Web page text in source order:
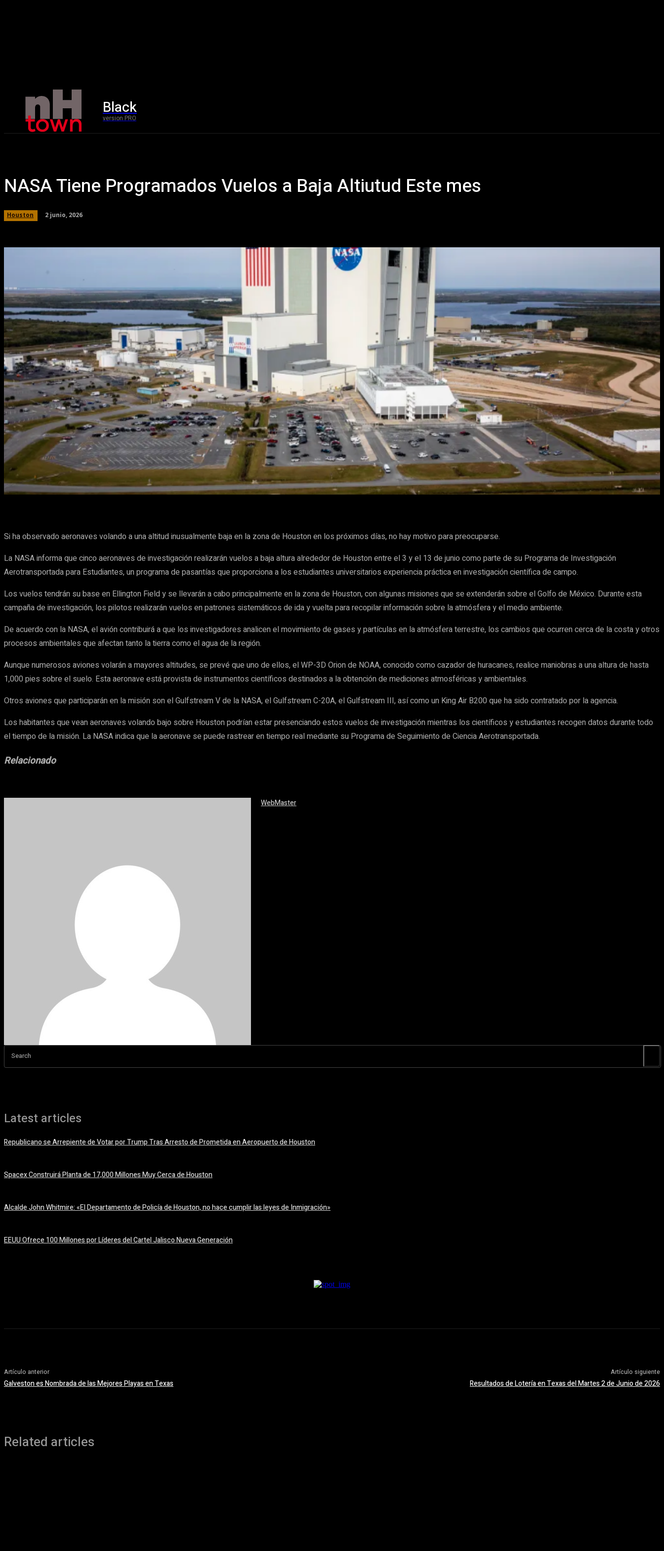
Black
version PRO
NASA Tiene Programados Vuelos a Baja Altiutud Este mes
Houston 2 junio, 2026
Facebook X Pinterest WhatsApp
Si ha observado aeronaves volando a una altitud inusualmente baja en la zona de Houston en los próximos días, no hay motivo para preocuparse.
La NASA informa que cinco aeronaves de investigación realizarán vuelos a baja altura alrededor de Houston entre el 3 y el 13 de junio como parte de su Programa de Investigación
Aerotransportada para Estudiantes, un programa de pasantías que proporciona a los estudiantes universitarios experiencia práctica en investigación científica de campo.
Los vuelos tendrán su base en Ellington Field y se llevarán a cabo principalmente en la zona de Houston, con algunas misiones que se extenderán sobre el Golfo de México. Durante esta
campaña de investigación, los pilotos realizarán vuelos en patrones sistemáticos de ida y vuelta para recopilar información sobre la atmósfera y el medio ambiente.
De acuerdo con la NASA, el avión contribuirá a que los investigadores analicen el movimiento de gases y partículas en la atmósfera terrestre, los cambios que ocurren cerca de la costa y otros
procesos ambientales que afectan tanto la tierra como el agua de la región.
Aunque numerosos aviones volarán a mayores altitudes, se prevé que uno de ellos, el WP-3D Orion de NOAA, conocido como cazador de huracanes, realice maniobras a una altura de hasta
1,000 pies sobre el suelo. Esta aeronave está provista de instrumentos científicos destinados a la obtención de mediciones atmosféricas y ambientales.
Otros aviones que participarán en la misión son el Gulfstream V de la NASA, el Gulfstream C-20A, el Gulfstream III, así como un King Air B200 que ha sido contratado por la agencia.
Los habitantes que vean aeronaves volando bajo sobre Houston podrían estar presenciando estos vuelos de investigación mientras los científicos y estudiantes recogen datos durante todo
el tiempo de la misión. La NASA indica que la aeronave se puede rastrear en tiempo real mediante su Programa de Seguimiento de Ciencia Aerotransportada.
Relacionado
WebMaster
Search
Latest articles
Republicano se Arrepiente de Votar por Trump Tras Arresto de Prometida en Aeropuerto de Houston
Spacex Construirá Planta de 17,000 Millones Muy Cerca de Houston
Alcalde John Whitmire: «El Departamento de Policía de Houston, no hace cumplir las leyes de Inmigración»
EEUU Ofrece 100 Millones por Líderes del Cartel Jalisco Nueva Generación
Artículo anterior
Galveston es Nombrada de las Mejores Playas en Texas
Artículo siguiente
Resultados de Lotería en Texas del Martes 2 de Junio de 2026
Related articles